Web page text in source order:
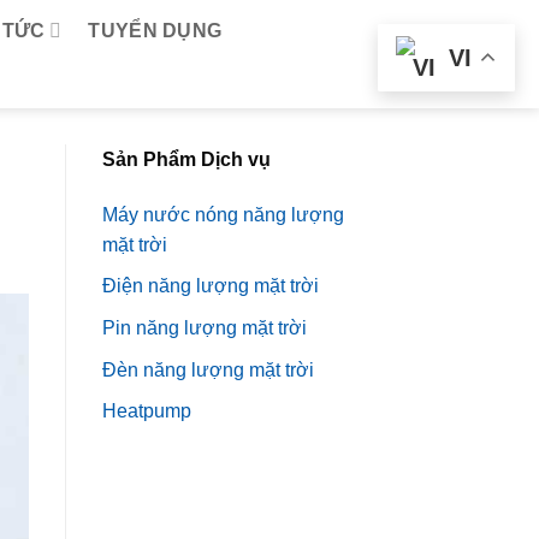
TUYỂN DỤNG
Sản Phẩm Dịch vụ
Máy nước nóng năng lượng
mặt trời
Điện năng lượng mặt trời
Pin năng lượng mặt trời
Đèn năng lượng mặt trời
Heatpump
VI